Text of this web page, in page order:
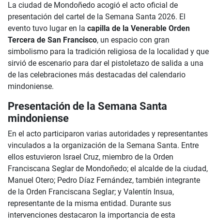
La ciudad de Mondoñedo acogió el acto oficial de
presentación del cartel de la Semana Santa 2026. El
evento tuvo lugar en la capilla de la Venerable Orden
Tercera de San Francisco, un espacio con gran
simbolismo para la tradición religiosa de la localidad y que
sirvió de escenario para dar el pistoletazo de salida a una
de las celebraciones más destacadas del calendario
mindoniense.
Presentación de la Semana Santa
mindoniense
En el acto participaron varias autoridades y representantes
vinculados a la organización de la Semana Santa. Entre
ellos estuvieron Israel Cruz, miembro de la Orden
Franciscana Seglar de Mondoñedo; el alcalde de la ciudad,
Manuel Otero; Pedro Díaz Fernández, también integrante
de la Orden Franciscana Seglar; y Valentín Insua,
representante de la misma entidad. Durante sus
intervenciones destacaron la importancia de esta